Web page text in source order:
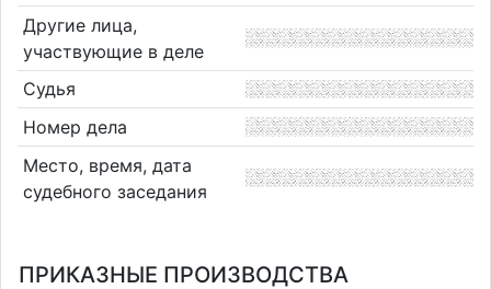
Другие лица,
участвующие в деле
Судья
Номер дела
Место, время, дата
судебного заседания
ПРИКАЗНЫЕ ПРОИЗВОДСТВА